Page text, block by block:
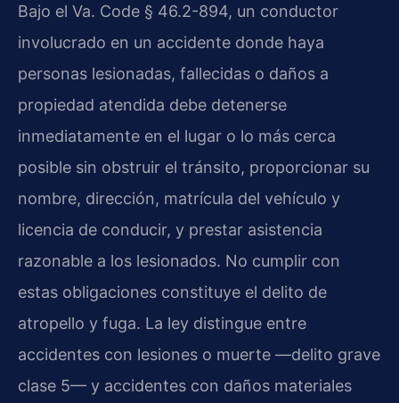
Bajo el Va. Code § 46.2-894, un conductor
involucrado en un accidente donde haya
personas lesionadas, fallecidas o daños a
propiedad atendida debe detenerse
inmediatamente en el lugar o lo más cerca
posible sin obstruir el tránsito, proporcionar su
nombre, dirección, matrícula del vehículo y
licencia de conducir, y prestar asistencia
razonable a los lesionados. No cumplir con
estas obligaciones constituye el delito de
atropello y fuga. La ley distingue entre
accidentes con lesiones o muerte —delito grave
clase 5— y accidentes con daños materiales